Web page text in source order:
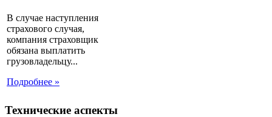
В случае наступления
страхового случая,
компания страховщик
обязана выплатить
грузовладельцу...
Подробнее »
Технические аспекты